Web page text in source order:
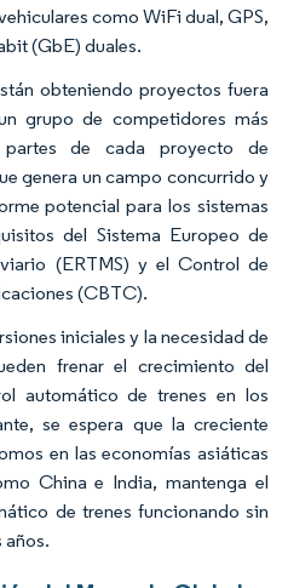
como WiFi dual, GPS,
(GbE) duales.
obteniendo proyectos fuera
grupo de competidores más
de cada proyecto de
genera un campo concurrido y
potencial para los sistemas
del Sistema Europeo de
(ERTMS) y el Control de
(CBTC).
iniciales y la necesidad de
frenar el crecimiento del
automático de trenes en los
se espera que la creciente
en las economías asiáticas
China e India, mantenga el
de trenes funcionando sin
años.